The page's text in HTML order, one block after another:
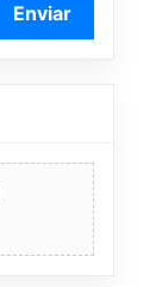
Enviar